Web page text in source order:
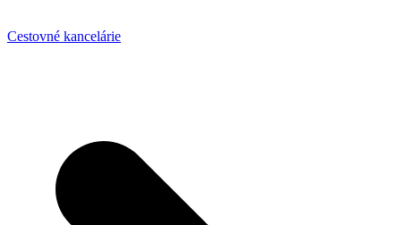
Cestovné kancelárie